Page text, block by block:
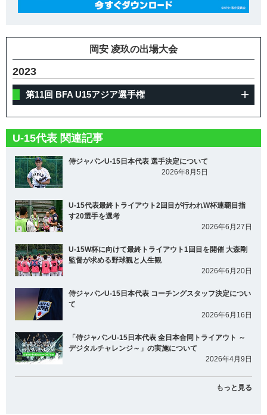
岡安 凌玖の出場大会
2023
第11回 BFA U15アジア選手権
U-15代表 関連記事
侍ジャパンU-15日本代表 選手決定について
2026年8月5日
U-15代表最終トライアウト2回目が行われW杯連覇目指
す20選手を選考
2026年6月27日
U-15W杯に向けて最終トライアウト1回目を開催 大森剛
監督が求める野球観と人生観
2026年6月20日
侍ジャパンU-15日本代表 コーチングスタッフ決定につい
て
2026年6月16日
「侍ジャパンU-15日本代表 全日本合同トライアウト ～
デジタルチャレンジ～」の実施について
2026年4月9日
もっと見る